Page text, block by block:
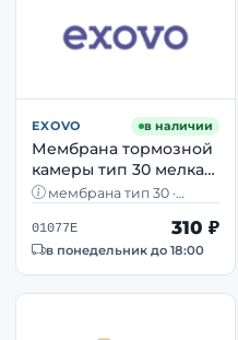
EXOVO в наличии
Мембрана тормозной
камеры тип 30 мелкая
EXOVO 01077E для
BPW
мембрана тип 30 ·
35 мм · BPW, DAF, MB
01077E 310 ₽
в понедельник до 18:00